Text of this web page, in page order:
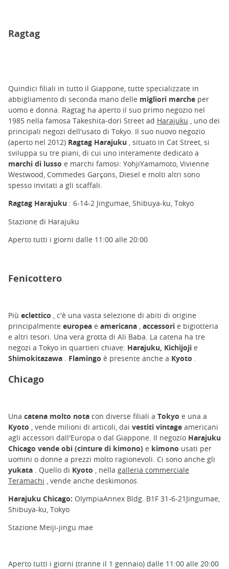
Ragtag
Quindici filiali in tutto il Giappone, tutte specializzate in
abbigliamento di seconda mano delle migliori marche per
uomo e donna. Ragtag ha aperto il suo primo negozio nel
1985 nella famosa Takeshita-dori Street ad Harajuku , uno dei
principali negozi dell'usato di Tokyo. Il suo nuovo negozio
(aperto nel 2012) Ragtag Harajuku , situato in Cat Street, si
sviluppa su tre piani, di cui uno interamente dedicato a
marchi di lusso e marchi famosi: YohjiYamamoto, Vivienne
Westwood, Commedes Garçons, Diesel e molti altri sono
spesso invitati a gli scaffali.
Ragtag Harajuku : 6-14-2 Jingumae, Shibuya-ku, Tokyo
Stazione di Harajuku
Aperto tutti i giorni dalle 11:00 alle 20:00
Fenicottero
Più eclettico , c'è una vasta selezione di abiti di origine
principalmente europea e americana , accessori e bigiotteria
e altri tesori. Una vera grotta di Ali Baba. La catena ha tre
negozi a Tokyo in quartieri chiave: Harajuku, Kichijoji e
Shimokitazawa . Flamingo è presente anche a Kyoto .
Chicago
Una catena molto nota con diverse filiali a Tokyo e una a
Kyoto , vende milioni di articoli, dai vestiti vintage americani
agli accessori dall'Europa o dal Giappone. Il negozio Harajuku
Chicago vende obi (cinture di kimono) e kimono usati per
uomini o donne a prezzi molto ragionevoli. Ci sono anche gli
yukata . Quello di Kyoto , nella galleria commerciale
Teramachi , vende anche deskimonos.
Harajuku Chicago: OlympiaAnnex Bldg. B1F 31-6-21Jingumae,
Shibuya-ku, Tokyo
Stazione Meiji-jingu mae
Aperto tutti i giorni (tranne il 1 gennaio) dalle 11:00 alle 20:00